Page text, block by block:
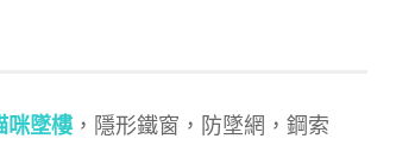
咪墜樓 ，隱形鐵窗，防墜網，鋼索